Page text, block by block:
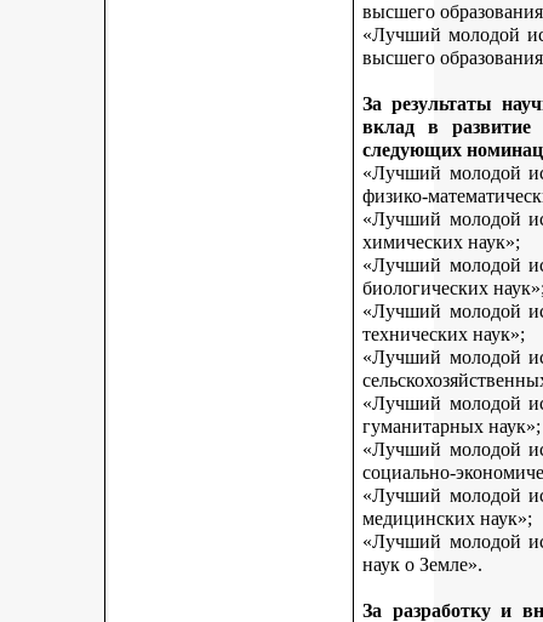
высшего
«Лучший молодой
высшего
За результаты
вклад в развитие
следующих
«Лучший молодой
физико-
«Лучший молодой
химических наук»;
«Лучший молодой
биологических
«Лучший молодой
технических наук»;
«Лучший молодой
«Лучший молодой
гуманитарных наук»;
«Лучший молодой
социально-
«Лучший молодой
медицинских наук»;
«Лучший молодой
наук о Земле».
За разработку и